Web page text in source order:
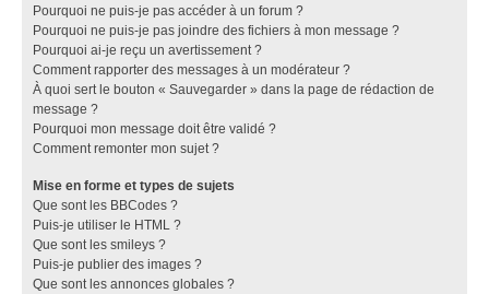
Pourquoi ne puis-je pas accéder à un forum ?
Pourquoi ne puis-je pas joindre des fichiers à mon message ?
Pourquoi ai-je reçu un avertissement ?
Comment rapporter des messages à un modérateur ?
À quoi sert le bouton « Sauvegarder » dans la page de rédaction de
message ?
Pourquoi mon message doit être validé ?
Comment remonter mon sujet ?
Mise en forme et types de sujets
Que sont les BBCodes ?
Puis-je utiliser le HTML ?
Que sont les smileys ?
Puis-je publier des images ?
Que sont les annonces globales ?